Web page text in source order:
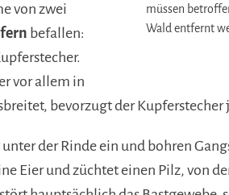
müssen
Wald entfernt
von zwei
befallen:
vor allem in
bevorzugt der Kupferstecher
der Rinde ein und bohren
Eier und züchtet einen Pilz, von